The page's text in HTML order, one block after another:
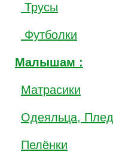
Трусы
Футболки
Малышам :
Матрасики
Одеяльца,
Пелёнки